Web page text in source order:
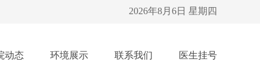
2026年8月6日 星期四
动态 环境展示 联系我们 医生挂号